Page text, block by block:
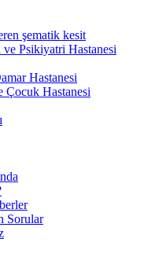
şematik kesit
Psikiyatri Hastanesi
Hastanesi
Çocuk Hastanesi
Sorular